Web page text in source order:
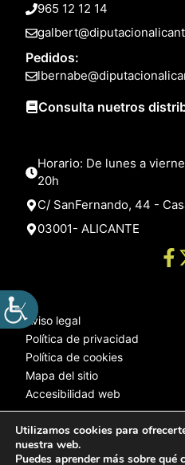
965 12 12 14
Pedidos:
Consulta nuetros
Horario: De lunes a
20h
C/ SanFernando, 44 -
03001- ALICANTE
Aviso legal
Política de privacidad
Política de cookies
Mapa del sitio
Accesibilidad web
© 2025 Web desarrollada por el
Utilizamos cookies para
nuestra web.
Puedes aprender más sobre